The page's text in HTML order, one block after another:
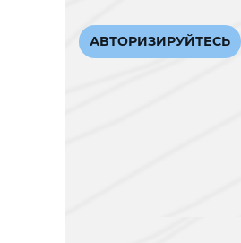
АВТОРИЗИРУЙТЕСЬ